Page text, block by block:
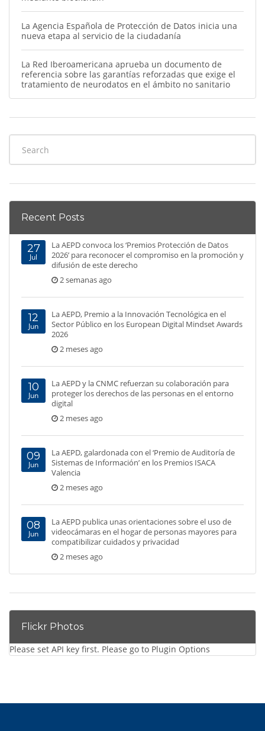
La Agencia Española de Protección de Datos inicia una
nueva etapa al servicio de la ciudadanía
La Red Iberoamericana aprueba un documento de
referencia sobre las garantías reforzadas que exige el
tratamiento de neurodatos en el ámbito no sanitario
Recent Posts
27
Jul
La AEPD convoca los ‘Premios Protección de Datos
2026’ para reconocer el compromiso en la promoción y
difusión de este derecho
2 semanas ago
12
Jun
La AEPD, Premio a la Innovación Tecnológica en el
Sector Público en los European Digital Mindset Awards
2026
2 meses ago
10
Jun
La AEPD y la CNMC refuerzan su colaboración para
proteger los derechos de las personas en el entorno
digital
2 meses ago
09
Jun
La AEPD, galardonada con el ‘Premio de Auditoría de
Sistemas de Información’ en los Premios ISACA
Valencia
2 meses ago
08
Jun
La AEPD publica unas orientaciones sobre el uso de
videocámaras en el hogar de personas mayores para
compatibilizar cuidados y privacidad
2 meses ago
Flickr Photos
Please set API key first. Please go to Plugin Options